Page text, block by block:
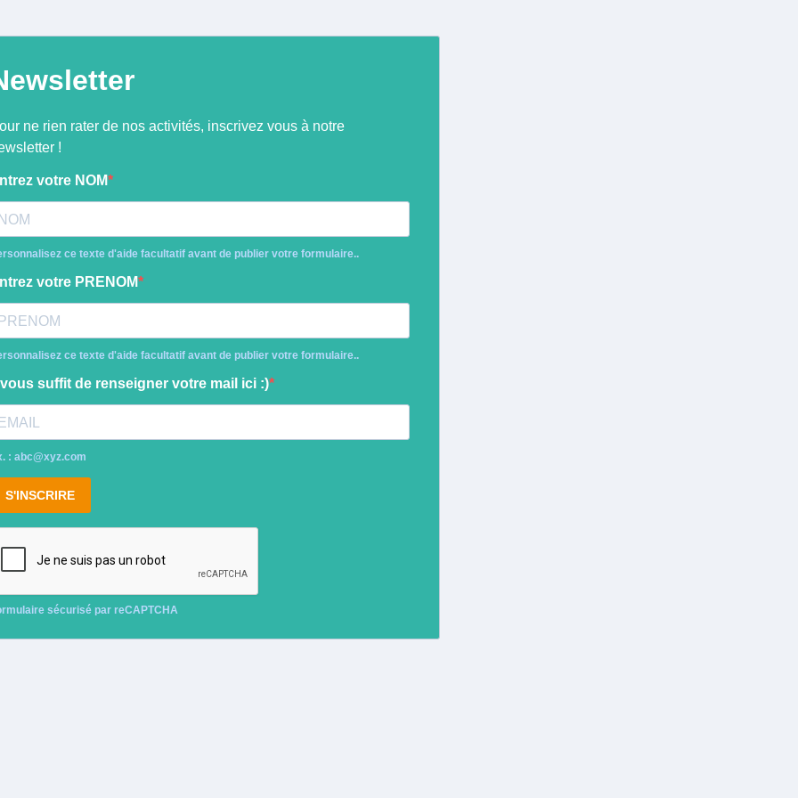
ne rien rater de nos activités, inscrivez vous à notre
!
votre NOM
ce texte d'aide facultatif avant de publier votre formulaire..
votre PRENOM
ce texte d'aide facultatif avant de publier votre formulaire..
suffit de renseigner votre mail ici :)
: abc@xyz.com
S'INSCRIRE
sécurisé par reCAPTCHA